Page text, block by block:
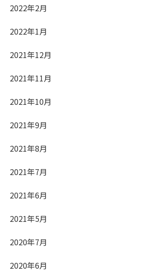
2022年2月
2022年1月
2021年12月
2021年11月
2021年10月
2021年9月
2021年8月
2021年7月
2021年6月
2021年5月
2020年7月
2020年6月